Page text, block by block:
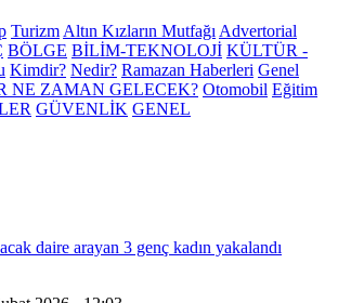
Turizm Altın Kızların Mutfağı Advertorial
BÖLGE BİLİM-TEKNOLOJİ KÜLTÜR -
Kimdir? Nedir? Ramazan Haberleri Genel
NE ZAMAN GELECEK? Otomobil Eğitim
GÜVENLİK GENEL
daire arayan 3 genç kadın yakalandı